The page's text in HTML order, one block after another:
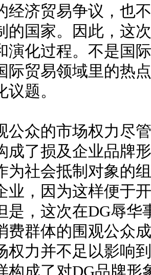
经济贸易争议，也
的国家。因此，这
演化过程。不是国
际贸易领域里的热
题。
公众的市场权力尽
成了损及企业品牌
为社会抵制对象的
业，因为这样便于
是，这次在DG辱
费群体的围观公众
权力并不足以影响
构成了对DG品牌